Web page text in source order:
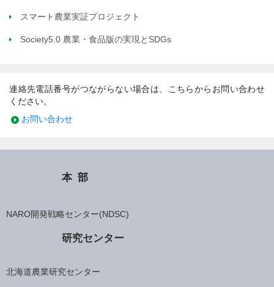
スマート農業実証プロジェクト
Society5.0 農業・食品版の実現とSDGs
連絡先電話番号がつながらない場合は、こちらからお問い合わせ
ください。
お問い合わせ
本部
NARO開発戦略センター(NDSC)
研究センター
北海道農業研究センター